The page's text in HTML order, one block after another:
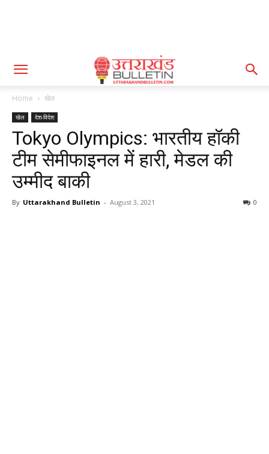
Home खेल
खेल देश-विदेश
Tokyo Olympics: भारतीय हॉकी
टीम सेमीफाइनल में हारी, मेडल की
उम्मीद बाकी
By Uttarakhand Bulletin - August 3, 2021 0